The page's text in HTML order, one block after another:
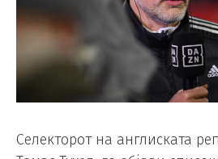
Селекторот на англиската